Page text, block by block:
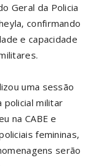
Geral da Policia
confirmando
e capacidade
uma sessão
policial militar
na CABE e
femininas,
serão